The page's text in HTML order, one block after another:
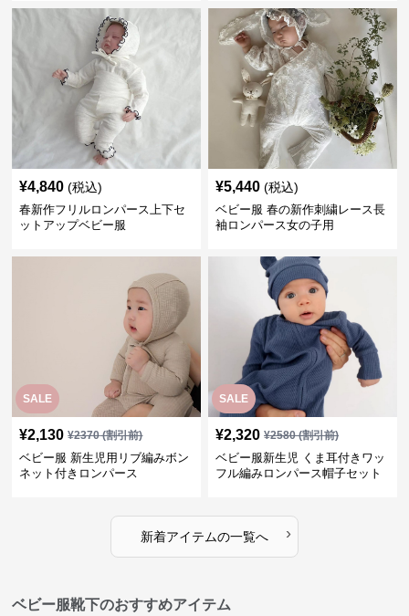
¥4,840 (税込)
春新作フリルロンパース上下セ
ットアップベビー服
¥5,440 (税込)
ベビー服 春の新作刺繍レース長
袖ロンパース女の子用
SALE
¥2,130 ¥2370(割引前)
ベビー服 新生児用リブ編みボン
ネット付きロンパース
SALE
¥2,320 ¥2580(割引前)
ベビー服新生児 くま耳付きワッ
フル編みロンパース帽子セット
新着アイテムの一覧へ ›
ベビー服靴下のおすすめアイテム